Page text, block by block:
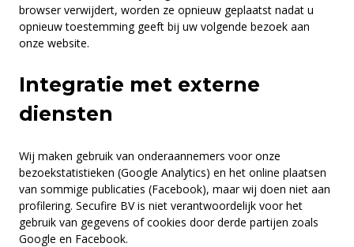
browser verwijdert, worden ze opnieuw geplaatst nadat u
opnieuw toestemming geeft bij uw volgende bezoek aan
onze website.
Integratie met externe
diensten
Wij maken gebruik van onderaannemers voor onze
bezoekstatistieken (Google Analytics) en het online plaatsen
van sommige publicaties (Facebook), maar wij doen niet aan
profilering. Secufire BV is niet verantwoordelijk voor het
gebruik van gegevens of cookies door derde partijen zoals
Google en Facebook.